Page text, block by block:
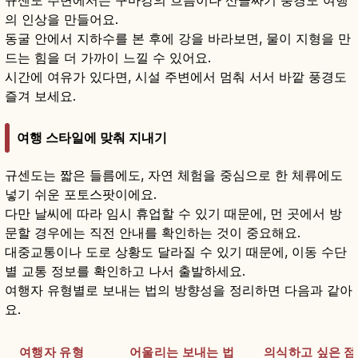
의 인상을 만들어요.
동굴 안에서 지하수를 본 후에 강을 바라보면, 물이 지형을 만
드는 힘을 더 가까이 느낄 수 있어요.
시간에 여유가 있다면, 시설 주변에서 멈춰 서서 바깥 풍경도
즐겨 보세요.
여행 스타일에 맞춰 지내기
규센도는 짧은 들름에도, 자연 체험을 중심으로 한 체류에도
넣기 쉬운 포토스팟이에요.
다만 날씨에 따라 임시 휴업할 수 있기 때문에, 먼 곳에서 방
문할 경우에는 직전 안내를 확인하는 것이 중요해요.
대중교통이나 도로 상황도 달라질 수 있기 때문에, 이동 수단
별 교통 정보를 확인하고 나서 출발하세요.
여행자 유형별로 보내는 법의 방향성을 정리하면 다음과 같아
요.
여행자 유형 어울리는 보내는 법 의식하고 싶은 점